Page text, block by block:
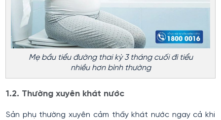
Mẹ bầu tiểu đường thai kỳ 3 tháng cuối đi tiểu
nhiều hơn bình thường
1.2. Thường xuyên khát nước
Sản phụ thường xuyên cảm thấy khát nước ngay cả khi